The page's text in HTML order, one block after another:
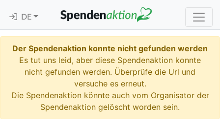
DE
Der Spendenaktion konnte nicht gefunden werden
Es tut uns leid, aber diese Spendenaktion konnte
nicht gefunden werden. Überprüfe die Url und
versuche es erneut.
Die Spendenaktion könnte auch vom Organisator der
Spendenaktion gelöscht worden sein.